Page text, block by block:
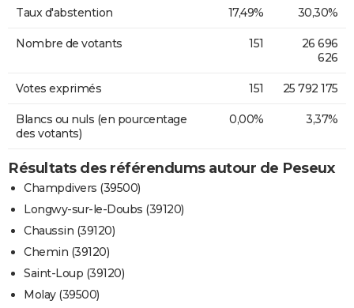
Taux d'abstention 17,49% 30,30%
Nombre de votants 151
26 696
626
Votes exprimés 151 25 792 175
Blancs ou nuls (en pourcentage
des votants)
0,00% 3,37%
Résultats des référendums autour de Peseux
Champdivers (39500)
Longwy-sur-le-Doubs (39120)
Chaussin (39120)
Chemin (39120)
Saint-Loup (39120)
Molay (39500)